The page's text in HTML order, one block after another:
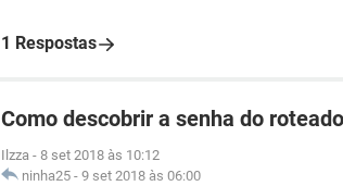
1 Respostas
Como descobrir a senha do
Ilzza - 8 set 2018 às 10:12
ninha25 - 9 set 2018 às 06:00